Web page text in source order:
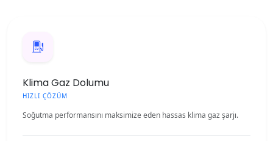
Klima Gaz Dolumu
HIZLI ÇÖZÜM
Soğutma performansını maksimize eden hassas klima gaz şarjı.